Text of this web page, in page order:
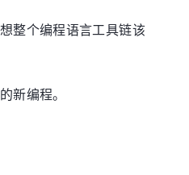
整个编程语言工具链该
新编程。